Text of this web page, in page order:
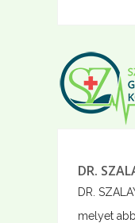
DR.
DR.
melyet